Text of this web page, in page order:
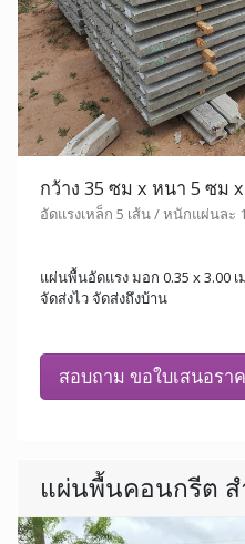
กว้าง 35 ซม x หนา 5 ซม
อัดแรงเหล็ก 5 เส้น / หนักแผ่นละ
แผ่นพื้นอัดแรง มอก 0.35 x 3.00
จัดส่งไว จัดส่งถึงบ้าน
สอบถาม ขอใบเสนอรา
แผ่นพื้นคอนกรีต ส